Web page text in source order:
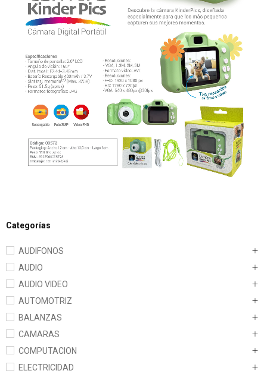
Categorías
AUDIFONOS
AUDIO
AUDIO VIDEO
AUTOMOTRIZ
BALANZAS
CAMARAS
COMPUTACION
ELECTRICIDAD